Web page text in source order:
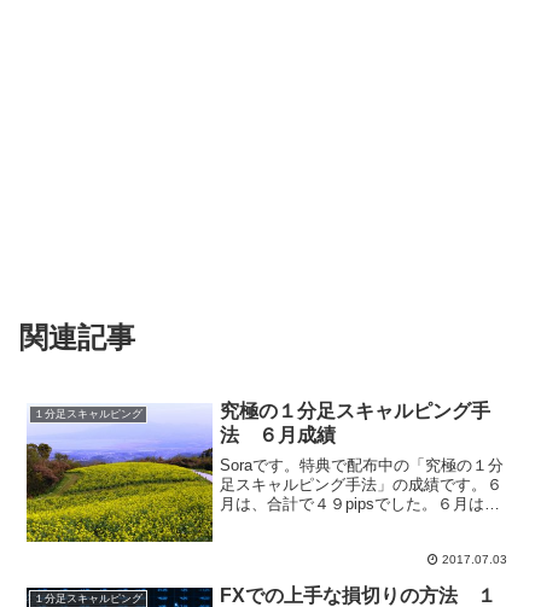
関連記事
１分足スキャルピング
究極の１分足スキャルピング手
法 ６月成績
Soraです。特典で配布中の「究極の１分
足スキャルピング手法」の成績です。６
月は、合計で４９pipsでした。６月は、
としては少なめ。でも、ビットコインで
2017.07.03
１分足スキャルピング
FXでの上手な損切りの方法 １